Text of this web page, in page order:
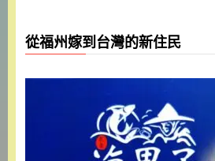
從福州嫁到台灣的新住民